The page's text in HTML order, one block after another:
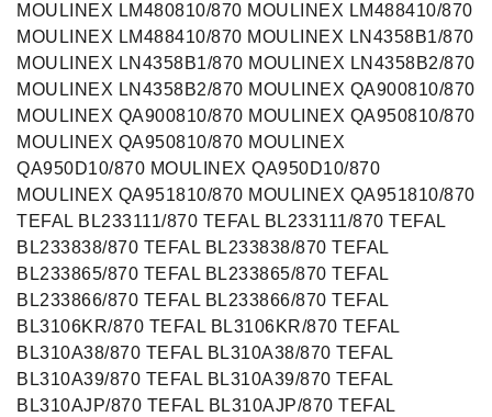
MOULINEX LM480810/870 MOULINEX LM488410/870
MOULINEX LM488410/870 MOULINEX LN4358B1/870
MOULINEX LN4358B1/870 MOULINEX LN4358B2/870
MOULINEX LN4358B2/870 MOULINEX QA900810/870
MOULINEX QA900810/870 MOULINEX QA950810/870
MOULINEX QA950810/870 MOULINEX
QA950D10/870 MOULINEX QA950D10/870
MOULINEX QA951810/870 MOULINEX QA951810/870
TEFAL BL233111/870 TEFAL BL233111/870 TEFAL
BL233838/870 TEFAL BL233838/870 TEFAL
BL233865/870 TEFAL BL233865/870 TEFAL
BL233866/870 TEFAL BL233866/870 TEFAL
BL3106KR/870 TEFAL BL3106KR/870 TEFAL
BL310A38/870 TEFAL BL310A38/870 TEFAL
BL310A39/870 TEFAL BL310A39/870 TEFAL
BL310AJP/870 TEFAL BL310AJP/870 TEFAL